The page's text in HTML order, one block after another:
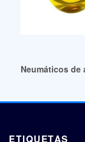
Neumáticos
ETIQUETAS